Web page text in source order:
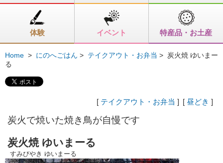
体験 イベント 特産品・お土産
Home > にのへごはん > テイクアウト・お弁当 > 炭火焼 ゆいまー
る
[ 昼どき ]
[ テイクアウト・お弁当 ]
炭火で焼いた焼き鳥が自慢です
炭火焼 ゆいまーる
すみびやき ゆいまーる